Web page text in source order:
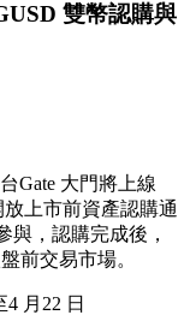
雙幣認購與
Gate 大門將上線
放上市前資產認購通
與，認購完成後，
前交易市場。
月22 日